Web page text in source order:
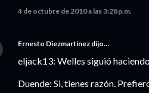
4 de octubre de 2010 a las 3:28 p.m.
Ernesto Diezmartínez dijo…
eljack13: Welles siguió
Duende: Si, tienes razón.